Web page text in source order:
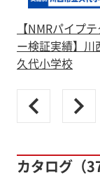
【NMRパイプ
ー検証実績】川
久代小学校
カタログ（37